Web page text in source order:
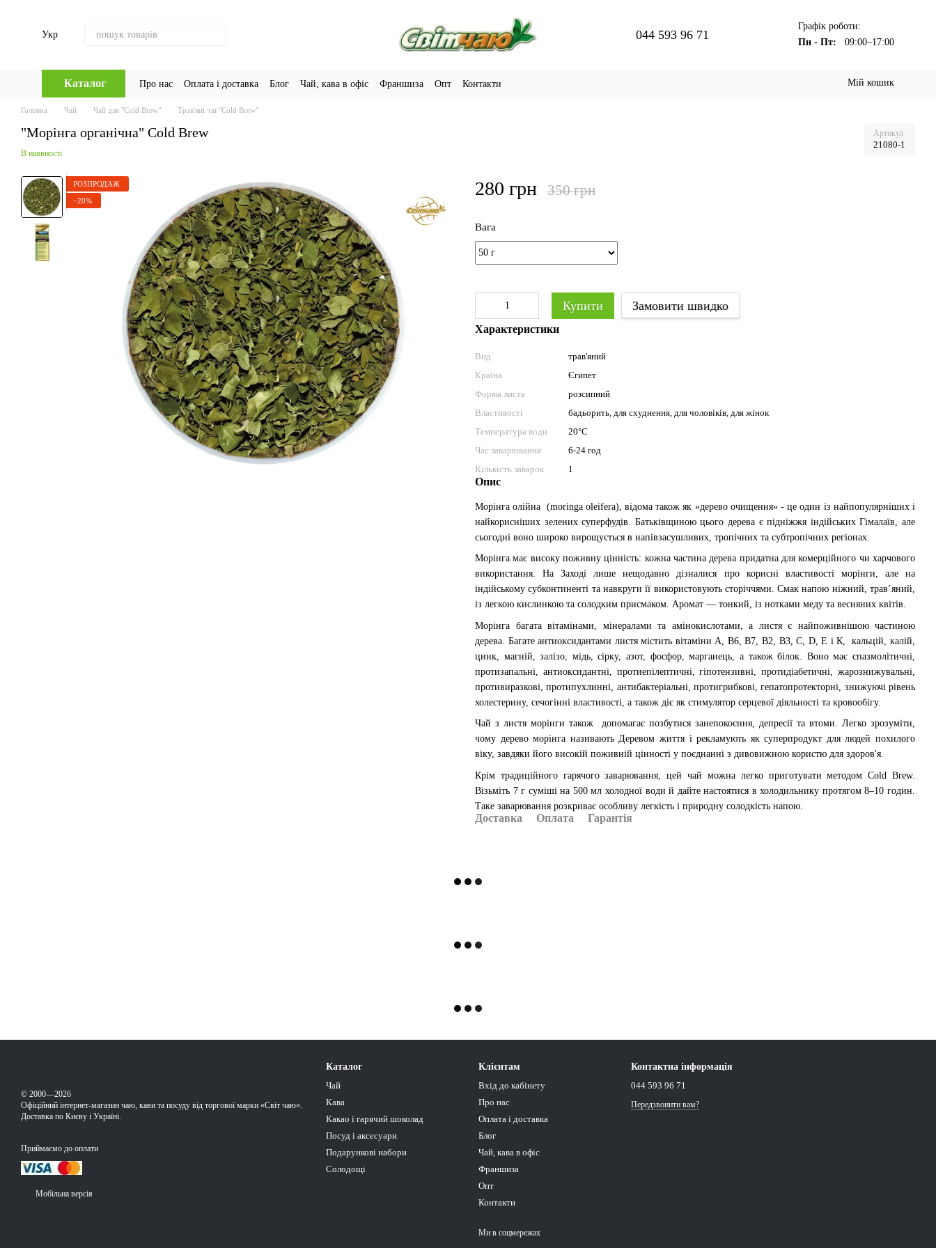
Укр 044 593 96 71
Графік роботи:
Пн - Пт:
09:00–17:00
Каталог Про нас Оплата і доставка Блог Чай, кава в офіс Франшиза Опт Контакти Мій кошик
Головна Чай Чай для "Cold Brew" Трав'яні чаї "Cold Brew"
"Морінга органічна" Cold Brew Артикул
21080-1
В наявності
РОЗПРОДАЖ
−20%
280 грн 350 грн
Вага
Купити Замовити швидко
Характеристики
Вид
трав'яний
Країна
Єгипет
Форма листа
розсипний
Властивості
бадьорить, для схуднення, для чоловіків, для жінок
Температура води
20°С
Час заварювання
6-24 год
Кількість заварок
1
Опис
Морінга олійна (moringa oleifera), відома також як «дерево очищення» - це один із найпопулярніших і
найкорисніших зелених суперфудів. Батьківщиною цього дерева є підніжжя індійських Гімалаїв, але
сьогодні воно широко вирощується в напівзасушливих, тропічних та субтропічних регіонах.
Морінга має високу поживну цінність: кожна частина дерева придатна для комерційного чи харчового
використання. На Заході лише нещодавно дізналися про корисні властивості морінги, але на
індійському субконтиненті та навкруги її використовують сторіччями. Смак напою ніжний, трав’яний,
із легкою кислинкою та солодким присмаком. Аромат — тонкий, із нотками меду та весняних квітів.
Морінга багата вітамінами, мінералами та амінокислотами, а листя є найпоживнішою частиною
дерева. Багате антиоксидантами листя містить вітаміни А, В6, В7, В2, В3, С, D, Е і К, кальцій, калій,
цинк, магній, залізо, мідь, сірку, азот, фосфор, марганець, а також білок. Воно має спазмолітичні,
протизапальні, антиоксидантні, протиепілептичні, гіпотензивні, протидіабетичні, жарознижувальні,
противиразкові, протипухлинні, антибактеріальні, протигрибкові, гепатопротекторні, знижуючі рівень
холестерину, сечогінні властивості, а також діє як стимулятор серцевої діяльності та кровообігу.
Чай з листя морінги також допомагає позбутися занепокоєння, депресії та втоми. Легко зрозуміти,
чому дерево морінга називають Деревом життя і рекламують як суперпродукт для людей похилого
віку, завдяки його високій поживній цінності у поєднанні з дивовижною користю для здоров'я.
Крім традиційного гарячого заварювання, цей чай можна легко приготувати методом Cold Brew.
Візьміть 7 г суміші на 500 мл холодної води й дайте настоятися в холодильнику протягом 8–10 годин.
Таке заварювання розкриває особливу легкість і природну солодкість напою.
Доставка Оплата Гарантія
© 2000—2026
Офіційний інтернет-магазин чаю, кави та посуду від торгової марки «Світ чаю».
Доставка по Києву і Україні.
Приймаємо до оплати
Мобільна версія
Каталог
Чай
Кава
Какао і гарячий шоколад
Посуд і аксесуари
Подарункові набори
Солодощі
Клієнтам
Вхід до кабінету
Про нас
Оплата і доставка
Блог
Чай, кава в офіс
Франшиза
Опт
Контакти
Ми в соцмережах
Контактна інформація
044 593 96 71
Передзвонити вам?